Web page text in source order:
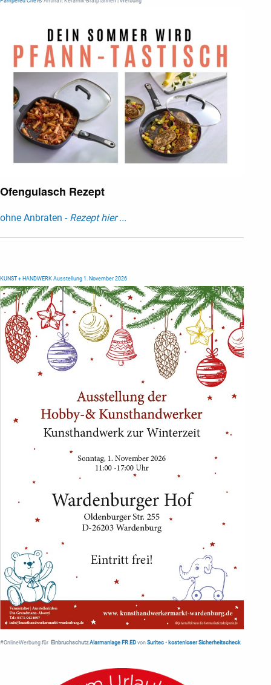
Ofengulasch Rezept
ohne Anbraten - Rezept hier ...
KUNST + HANDWERK Ausstellung 1. November 2026
#OnlineWerbung für Einbruchschutz Alarmanlage FR.ED von Suritec • kostenloser Sicherheitscheck